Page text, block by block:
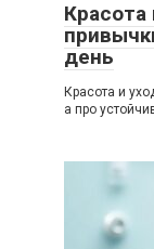
Красота
день
Красота и
а про